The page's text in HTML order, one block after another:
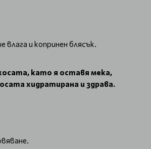
и копринен блясък.
като я оставя мека,
хидратирана и здрава.